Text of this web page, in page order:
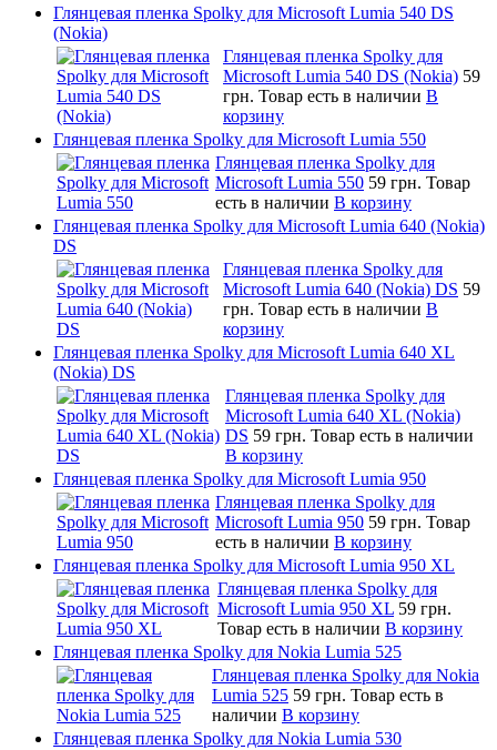
Глянцевая пленка Spolky для Microsoft Lumia 540 DS
(Nokia)
Глянцевая пленка Spolky для
Microsoft Lumia 540 DS (Nokia) 59
грн. Товар есть в наличии В
корзину
Глянцевая пленка Spolky для Microsoft Lumia 550
Глянцевая пленка Spolky для
Microsoft Lumia 550 59 грн. Товар
есть в наличии В корзину
Глянцевая пленка Spolky для Microsoft Lumia 640 (Nokia)
DS
Глянцевая пленка Spolky для
Microsoft Lumia 640 (Nokia) DS 59
грн. Товар есть в наличии В
корзину
Глянцевая пленка Spolky для Microsoft Lumia 640 XL
(Nokia) DS
Глянцевая пленка Spolky для
Microsoft Lumia 640 XL (Nokia)
DS 59 грн. Товар есть в наличии
В корзину
Глянцевая пленка Spolky для Microsoft Lumia 950
Глянцевая пленка Spolky для
Microsoft Lumia 950 59 грн. Товар
есть в наличии В корзину
Глянцевая пленка Spolky для Microsoft Lumia 950 XL
Глянцевая пленка Spolky для
Microsoft Lumia 950 XL 59 грн.
Товар есть в наличии В корзину
Глянцевая пленка Spolky для Nokia Lumia 525
Глянцевая пленка Spolky для Nokia
Lumia 525 59 грн. Товар есть в
наличии В корзину
Глянцевая пленка Spolky для Nokia Lumia 530